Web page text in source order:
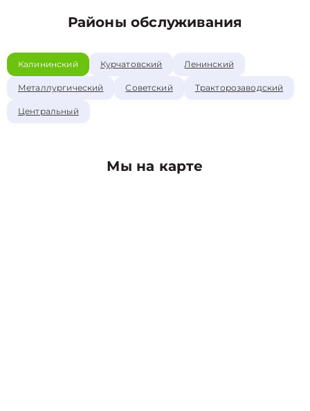
Районы обслуживания
Калининский Курчатовский Ленинский
Металлургический Советский Тракторозаводский
Центральный
Мы на карте